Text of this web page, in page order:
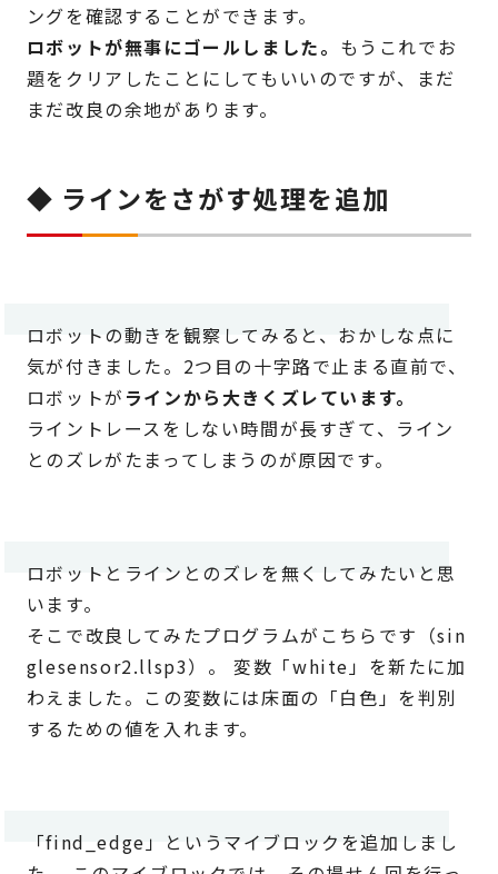
ングを確認することができます。
ロボットが無事にゴールしました。 もうこれでお
題をクリアしたことにしてもいいのですが、まだ
まだ改良の余地があります。
◆ ラインをさがす処理を追加
ロボットの動きを観察してみると、おかしな点に
気が付きました。2つ目の十字路で止まる直前で、
ロボットが ラインから大きくズレています。
ライントレースをしない時間が長すぎて、ライン
とのズレがたまってしまうのが原因です。
ロボットとラインとのズレを無くしてみたいと思
います。
そこで改良してみたプログラムがこちらです（sin
glesensor2.llsp3）。 変数「white」を新たに加
わえました。この変数には床面の「白色」を判別
するための値を入れます。
「find_edge」というマイブロックを追加しまし